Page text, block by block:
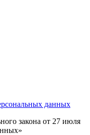
данных
закона от 27 июля